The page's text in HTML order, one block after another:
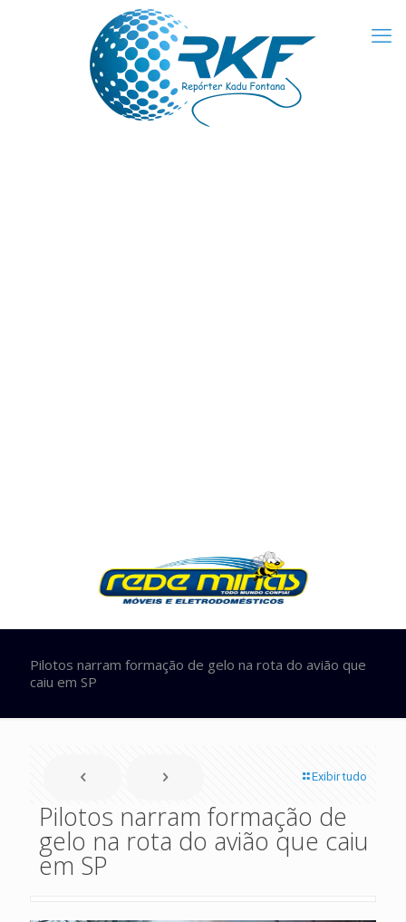
Pilotos narram formação de gelo na rota do avião que
caiu em SP
Exibir tudo
Pilotos narram formação de
gelo na rota do avião que caiu
em SP